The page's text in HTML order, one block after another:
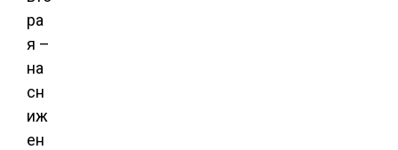
ра
я –
на
сн
иж
ен